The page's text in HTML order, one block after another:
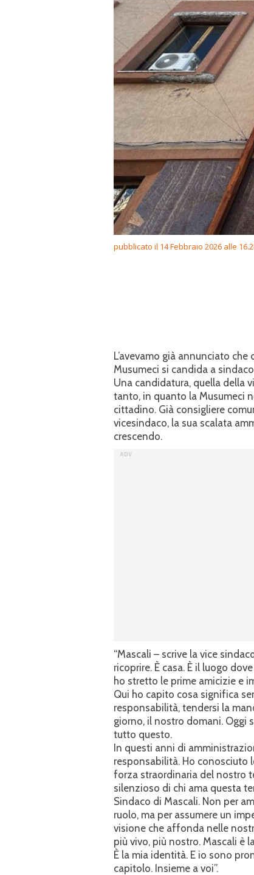
pubblicato il 14 Febbraio 2026 alle
L’avevamo già annunciato
Musumeci si candida a
Una candidatura, quella della
tanto, in quanto la Musumeci
cittadino. Già consigliere
vicesindaco, la sua scalata
crescendo.
“Mascali – scrive la vice
ricoprire. È casa. È il luogo
ho stretto le prime amicizie e
Qui ho capito cosa significa
responsabilità, tendersi la
giorno, il nostro domani. Oggi
tutto questo.
In questi anni di
responsabilità. Ho conosciuto
forza straordinaria del nostro
silenzioso di chi ama questa
Sindaco di Mascali. Non per
ruolo, ma per assumere un
visione che affonda nelle
più vivo, più nostro. Mascali è
È la mia identità. E io sono
capitolo. Insieme a voi”.